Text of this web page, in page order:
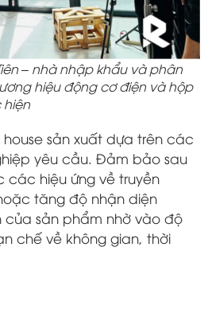
– nhà nhập khẩu và phân
hiệu động cơ điện và hộp
hiện
sản xuất dựa trên các
yêu cầu. Đảm bảo sau
hiệu ứng về truyền
tăng độ nhận diện
của sản phẩm nhờ vào độ
chế về không gian, thời